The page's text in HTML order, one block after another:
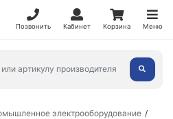
Позвонить Кабинет Корзина Меню
электрооборудование